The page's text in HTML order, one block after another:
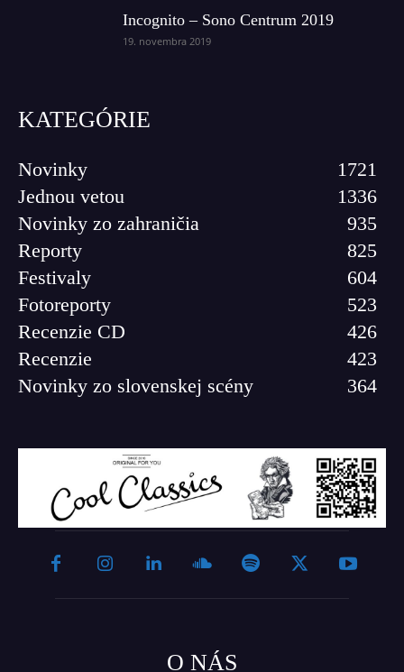
Incognito – Sono Centrum 2019
19. novembra 2019
KATEGÓRIE
Novinky
1721
Jednou vetou
1336
Novinky zo zahraničia
935
Reporty
825
Festivaly
604
Fotoreporty
523
Recenzie CD
426
Recenzie
423
Novinky zo slovenskej scény
364
O NÁS